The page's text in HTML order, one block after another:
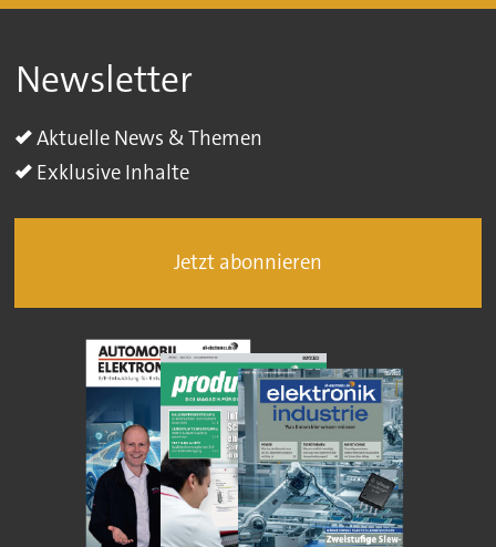
Newsletter
Aktuelle News & Themen
Exklusive Inhalte
Jetzt abonnieren